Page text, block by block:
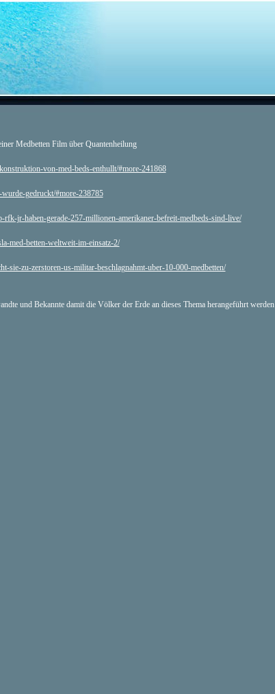
Medbetten Film über Quantenheilung
von-med-beds-enthullt/#more-241868
gedruckt/#more-238785
rfk-jr-haben-gerade-257-millionen-amerikaner-befreit-medbeds-sind-live/
med-betten-weltweit-im-einsatz-2/
sie-zu-zerstoren-us-militar-beschlagnahmt-uber-10-000-medbetten/
und Bekannte damit die Völker der Erde an dieses Thema herangeführt werden